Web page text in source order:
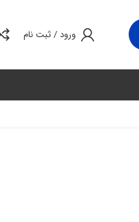
ورود / ثبت نام